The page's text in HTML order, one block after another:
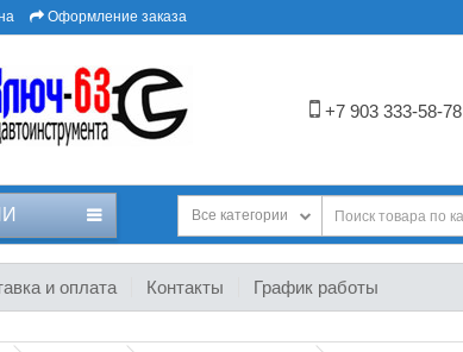
Оформление заказа
+7 903 333-58-78
Все категории
и оплата Контакты График работы